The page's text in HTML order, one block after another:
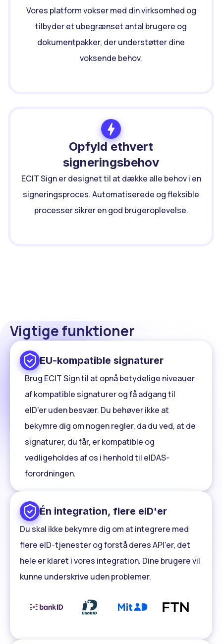
Vores platform vokser med din virksomhed og
tilbyder et ubegrænset antal brugere og
dokumentpakker, der understøtter dine
voksende behov.
Opfyld ethvert
signeringsbehov
ECIT Sign er designet til at dække alle behov i en
signeringsproces. Automatiserede og fleksible
processer sikrer en god brugeroplevelse.
Vigtige funktioner
EU-kompatible signaturer
Brug ECIT Sign til at opnå betydelige niveauer
af kompatible signaturer og få adgang til
eID'er uden besvær. Du behøver ikke at
bekymre dig om nogen regler, da du ved, at de
signaturer, du får, er kompatible og
vedligeholdes af os i henhold til eIDAS-
forordningen.
Én integration, flere eID'er
Du skal ikke bekymre dig om at integrere med
flere eID-tjenester og forstå deres API'er, det
hele er klaret i vores integration. Dine brugere vil
kunne underskrive uden problemer.